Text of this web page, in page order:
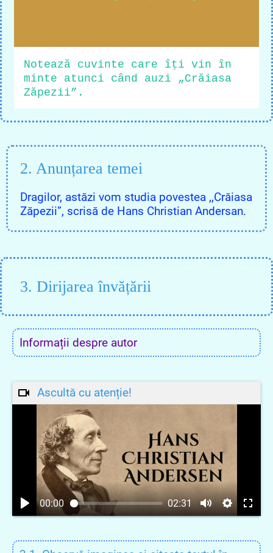
Notează cuvinte care îți vin în
minte atunci când auzi „Crăiasa
Zăpezii”.
2. Anunțarea temei
Dragilor, astăzi vom studia povestea ,,Crăiasa
Zăpezii”, scrisă de Hans Christian Andersan.
3. Dirijarea învățării
Informații despre autor
Ascultă cu atenție!
00:00 02:31